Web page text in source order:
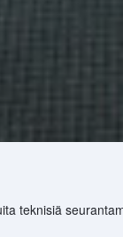
teknisiä